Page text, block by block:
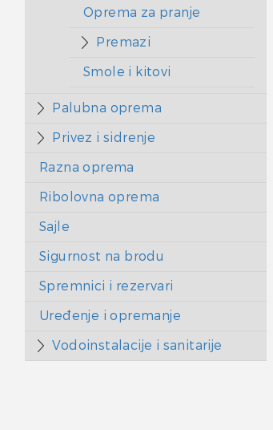
Oprema za pranje
Premazi
Smole i kitovi
Palubna oprema
Privez i sidrenje
Razna oprema
Ribolovna oprema
Sajle
Sigurnost na brodu
Spremnici i rezervari
Uređenje i opremanje
Vodoinstalacije i sanitarije